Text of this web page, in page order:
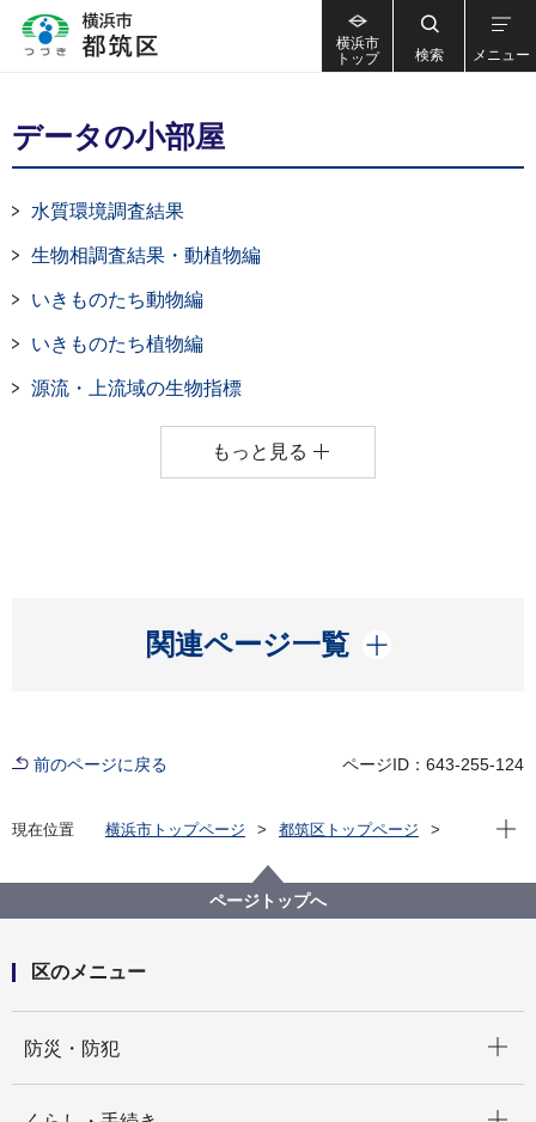
横浜市
トップ
検索 メニュー
データの小部屋
水質環境調査結果
生物相調査結果・動植物編
いきものたち動物編
いきものたち植物編
源流・上流域の生物指標
もっと見る
関連ページ一覧
開く
前のページに戻る ページID：643-255-124
現在位置 横浜市トップページ
都筑区トップページ
早淵川について
早渕川のいきもの
データの小部屋
現在
ページトップへ
区のメニュー
防災・防犯